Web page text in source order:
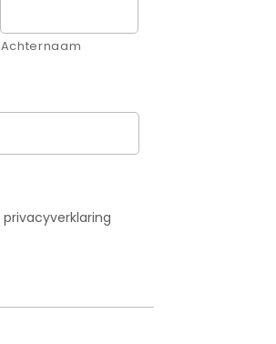
Achternaam
privacyverklaring